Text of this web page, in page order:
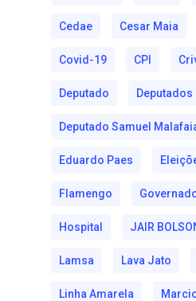
Cedae Cesar Maia
Covid-19 CPI
Deputado Deputados
Deputado Samuel
Eduardo Paes
Flamengo
Hospital JAIR
Lamsa Lava Jato
Linha Amarela